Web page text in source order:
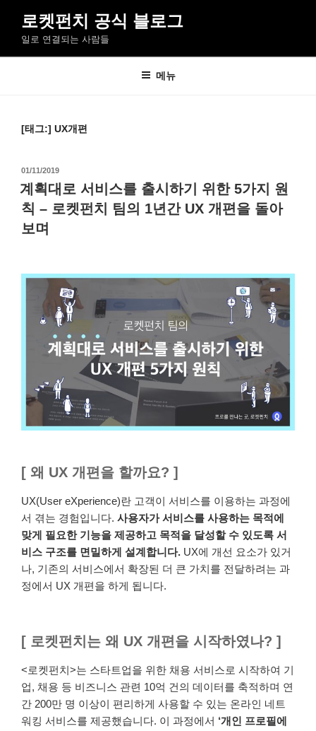
로
로켓펀치 공식 블로그
일로 연결되는 사람들
메뉴
[태그:] UX개편
작
성
일
자
01/11/2019
계획대로 서비스를 출시하기 위한 5가지 원
칙 – 로켓펀치 팀의 1년간 UX 개편을 돌아
보며
[ 왜 UX 개편을 할까요? ]
UX(User eXperience)란 고객이 서비스를 이용하는 과정에
서 겪는 경험입니다. 사용자가 서비스를 사용하는 목적에
맞게 필요한 기능을 제공하고 목적을 달성할 수 있도록 서
비스 구조를 면밀하게 설계합니다. UX에 개선 요소가 있거
나, 기존의 서비스에서 확장된 더 큰 가치를 전달하려는 과
정에서 UX 개편을 하게 됩니다.
[ 로켓펀치는 왜 UX 개편을 시작하였나? ]
<로켓펀치>는 스타트업을 위한 채용 서비스로 시작하여 기
업, 채용 등 비즈니스 관련 10억 건의 데이터를 축적하며 연
간 200만 명 이상이 편리하게 사용할 수 있는 온라인 네트
워킹 서비스를 제공했습니다. 이 과정에서 ‘개인 프로필에